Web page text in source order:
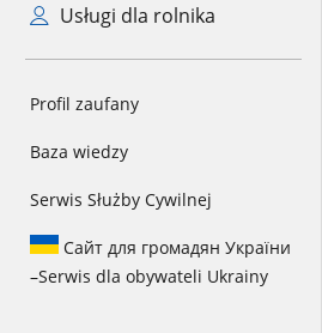
Usługi dla rolnika
Profil zaufany
Baza wiedzy
Serwis Służby Cywilnej
Сайт для громадян України
–Serwis dla obywateli Ukrainy